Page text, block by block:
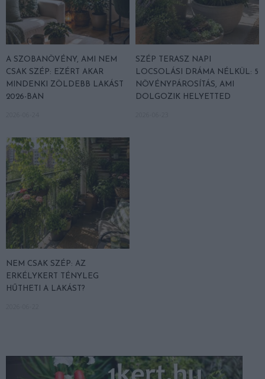
A SZOBANÖVÉNY, AMI NEM
CSAK SZÉP: EZÉRT AKAR
MINDENKI ZÖLDEBB LAKÁST
2026-BAN
SZÉP TERASZ NAPI
LOCSOLÁSI DRÁMA NÉLKÜL: 5
NÖVÉNYPÁROSÍTÁS, AMI
DOLGOZIK HELYETTED
NEM CSAK SZÉP: AZ
ERKÉLYKERT TÉNYLEG
HŰTHETI A LAKÁST?